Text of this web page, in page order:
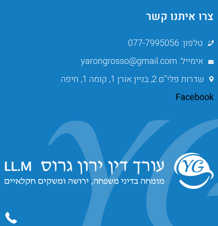
צרו איתנו קשר
טלפון: 077-7995056
אימייל: yarongrosso@gmail.com
שדרות פלי’’ם 2, בניין אורן 1, קומה 1, חיפה
Facebook